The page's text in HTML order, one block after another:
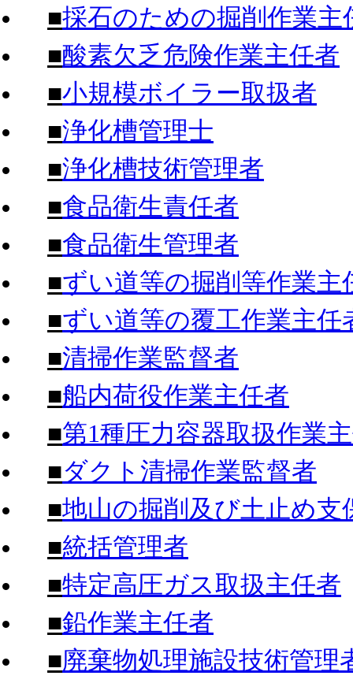
■採石のための掘削作業主
■酸素欠乏危険作業主任者
■小規模ボイラー取扱者
■浄化槽管理士
■浄化槽技術管理者
■食品衛生責任者
■食品衛生管理者
■ずい道等の掘削等作業主
■ずい道等の覆工作業主任
■清掃作業監督者
■船内荷役作業主任者
■第1種圧力容器取扱作業
■ダクト清掃作業監督者
■地山の掘削及び土止め支
■統括管理者
■特定高圧ガス取扱主任者
■鉛作業主任者
■廃棄物処理施設技術管理